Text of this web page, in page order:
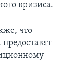
кризиса.
что